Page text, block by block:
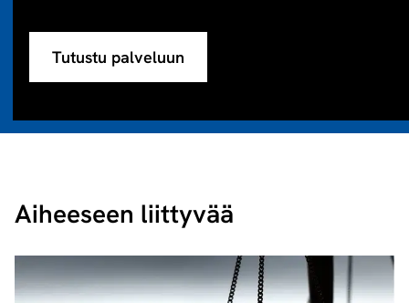
Tutustu palveluun
Aiheeseen liittyvää